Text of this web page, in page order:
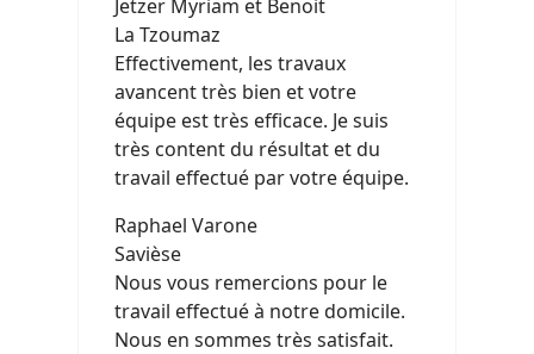
Jetzer Myriam et Benoit
La Tzoumaz
Effectivement, les travaux
avancent très bien et votre
équipe est très efficace. Je suis
très content du résultat et du
travail effectué par votre équipe.
Raphael Varone
Savièse
Nous vous remercions pour le
travail effectué à notre domicile.
Nous en sommes très satisfait.